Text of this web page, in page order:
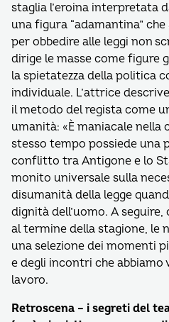
staglia l’eroina interpretata
una figura “adamantina”
per obbedire alle leggi non
dirige le masse come figure
la spietatezza della politica
individuale. L’attrice
il metodo del regista come
umanità: «È maniacale nella
stesso tempo possiede una
conflitto tra Antigone e lo
monito universale sulla
disumanità della legge
dignità dell’uomo. A
al termine della stagione, le
una selezione dei momenti
e degli incontri che abbiamo
lavoro.
Retroscena – i segreti del